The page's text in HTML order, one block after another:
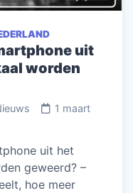
uit
worden
1 maart
uit het
geweerd? –
hoe meer